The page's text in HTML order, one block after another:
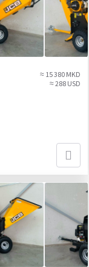
≈ 15 380 MKD
≈ 288 USD